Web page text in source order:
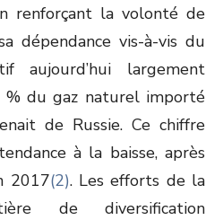
renforçant la volonté de
dépendance vis-à-vis du
aujourd’hui largement
du gaz naturel importé
de Russie. Ce chiffre
à la baisse, après
2017(2). Les efforts de la
de diversification